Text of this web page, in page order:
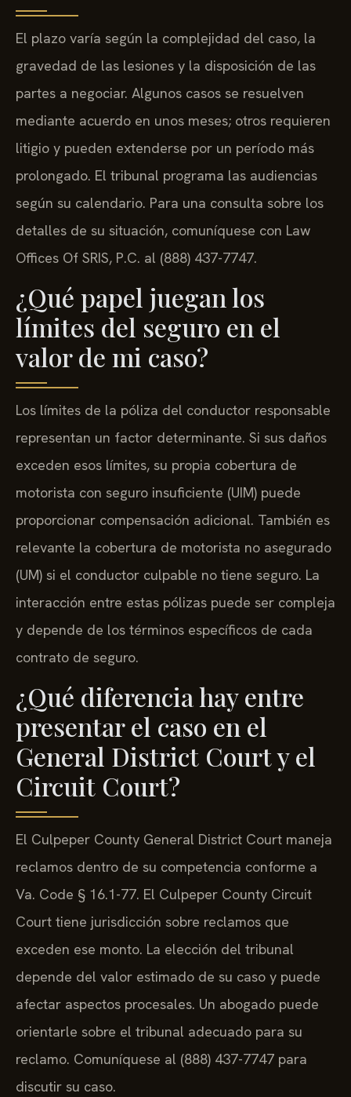
El plazo varía según la complejidad del caso, la
gravedad de las lesiones y la disposición de las
partes a negociar. Algunos casos se resuelven
mediante acuerdo en unos meses; otros requieren
litigio y pueden extenderse por un período más
prolongado. El tribunal programa las audiencias
según su calendario. Para una consulta sobre los
detalles de su situación, comuníquese con Law
Offices Of SRIS, P.C. al (888) 437-7747.
¿Qué papel juegan los
límites del seguro en el
valor de mi caso?
Los límites de la póliza del conductor responsable
representan un factor determinante. Si sus daños
exceden esos límites, su propia cobertura de
motorista con seguro insuficiente (UIM) puede
proporcionar compensación adicional. También es
relevante la cobertura de motorista no asegurado
(UM) si el conductor culpable no tiene seguro. La
interacción entre estas pólizas puede ser compleja
y depende de los términos específicos de cada
contrato de seguro.
¿Qué diferencia hay entre
presentar el caso en el
General District Court y el
Circuit Court?
El Culpeper County General District Court maneja
reclamos dentro de su competencia conforme a
Va. Code § 16.1-77. El Culpeper County Circuit
Court tiene jurisdicción sobre reclamos que
exceden ese monto. La elección del tribunal
depende del valor estimado de su caso y puede
afectar aspectos procesales. Un abogado puede
orientarle sobre el tribunal adecuado para su
reclamo. Comuníquese al (888) 437-7747 para
discutir su caso.